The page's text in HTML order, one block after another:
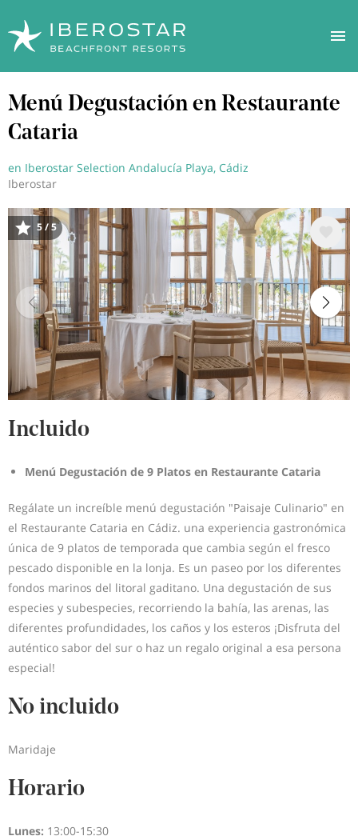
contenido
principal
Menú Degustación en Restaurante
Cataria
en Iberostar Selection Andalucía Playa, Cádiz
Iberostar
Image
5 / 5
Incluido
Menú Degustación de 9 Platos en Restaurante Cataria
Regálate un increíble menú degustación "Paisaje Culinario" en
el Restaurante Cataria en Cádiz. una experiencia gastronómica
única de 9 platos de temporada que cambia según el fresco
pescado disponible en la lonja. Es un paseo por los diferentes
fondos marinos del litoral gaditano. Una degustación de sus
especies y subespecies, recorriendo la bahía, las arenas, las
diferentes profundidades, los caños y los esteros ¡Disfruta del
auténtico sabor del sur o haz un regalo original a esa persona
especial!
No incluido
Maridaje
Horario
Lunes: 13:00-15:30